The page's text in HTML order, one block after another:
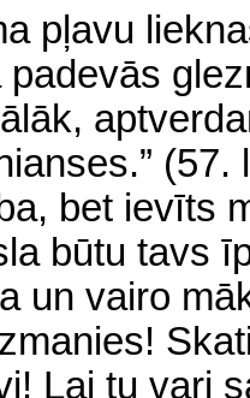
pļavu
padevās
(57.
bet ievīts
būtu tavs
un vairo
Lai tu vari